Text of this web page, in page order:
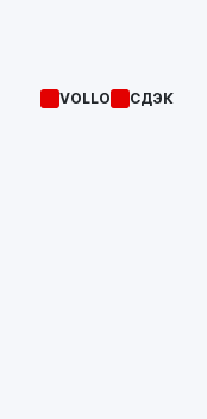
VOLLO СДЭК